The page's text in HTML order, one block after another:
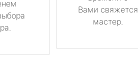
Вами свяжется
мастер.